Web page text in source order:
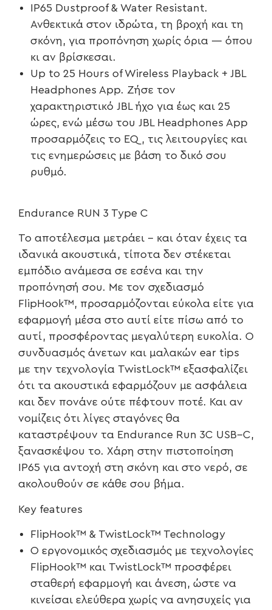
IP65 Dustproof & Water Resistant.
Ανθεκτικά στον ιδρώτα, τη βροχή και τη
σκόνη, για προπόνηση χωρίς όρια — όπου
κι αν βρίσκεσαι.
Up to 25 Hours of Wireless Playback + JBL
Headphones App. Ζήσε τον
χαρακτηριστικό JBL ήχο για έως και 25
ώρες, ενώ μέσω του JBL Headphones App
προσαρμόζεις το EQ, τις λειτουργίες και
τις ενημερώσεις με βάση το δικό σου
ρυθμό.
Endurance RUN 3 Type C
Το αποτέλεσμα μετράει – και όταν έχεις τα
ιδανικά ακουστικά, τίποτα δεν στέκεται
εμπόδιο ανάμεσα σε εσένα και την
προπόνησή σου. Με τον σχεδιασμό
FlipHook™, προσαρμόζονται εύκολα είτε για
εφαρμογή μέσα στο αυτί είτε πίσω από το
αυτί, προσφέροντας μεγαλύτερη ευκολία. Ο
συνδυασμός άνετων και μαλακών ear tips
με την τεχνολογία TwistLock™ εξασφαλίζει
ότι τα ακουστικά εφαρμόζουν με ασφάλεια
και δεν πονάνε ούτε πέφτουν ποτέ. Και αν
νομίζεις ότι λίγες σταγόνες θα
καταστρέψουν τα Endurance Run 3C USB–C,
ξανασκέψου το. Χάρη στην πιστοποίηση
IP65 για αντοχή στη σκόνη και στο νερό, σε
ακολουθούν σε κάθε σου βήμα.
Key features
FlipHook™ & TwistLock™ Technology
Ο εργονομικός σχεδιασμός με τεχνολογίες
FlipHook™ και TwistLock™ προσφέρει
σταθερή εφαρμογή και άνεση, ώστε να
κινείσαι ελεύθερα χωρίς να ανησυχείς για